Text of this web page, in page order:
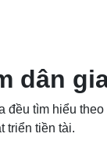
dân
đều tìm hiểu
triển tiền tài.